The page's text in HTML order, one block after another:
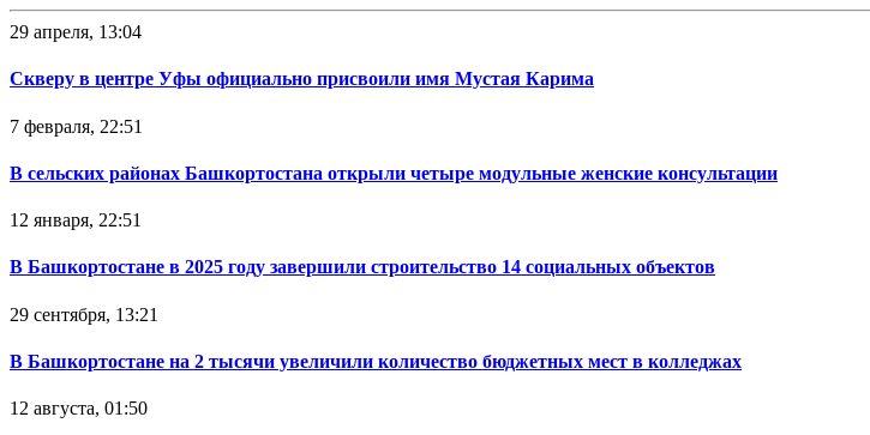
29 апреля, 13:04
Скверу в центре Уфы официально присвоили имя Мустая Карима
7 февраля, 22:51
В сельских районах Башкортостана открыли четыре модульные женские консультации
12 января, 22:51
В Башкортостане в 2025 году завершили строительство 14 социальных объектов
29 сентября, 13:21
В Башкортостане на 2 тысячи увеличили количество бюджетных мест в колледжах
12 августа, 01:50